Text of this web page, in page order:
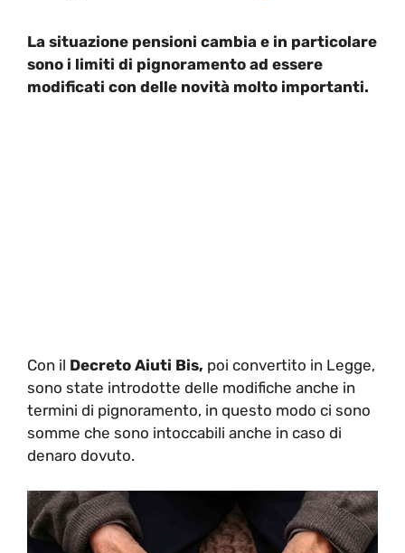
La situazione pensioni cambia e in particolare
sono i limiti di pignoramento ad essere
modificati con delle novità molto importanti.
Con il Decreto Aiuti Bis, poi convertito in Legge,
sono state introdotte delle modifiche anche in
termini di pignoramento, in questo modo ci sono
somme che sono intoccabili anche in caso di
denaro dovuto.